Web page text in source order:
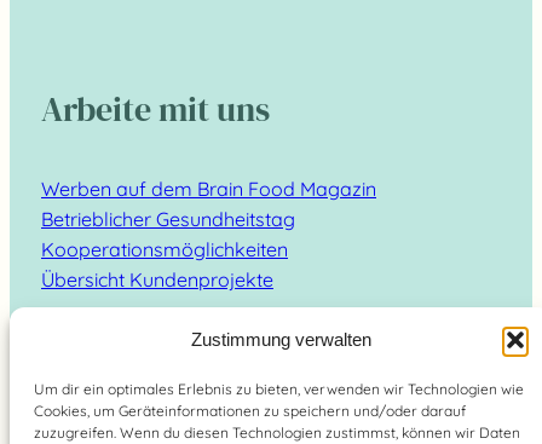
Zustimmung verwalten
Um dir ein optimales Erlebnis zu bieten, verwenden wir Technologien wie
Cookies, um Geräteinformationen zu speichern und/oder darauf
zuzugreifen. Wenn du diesen Technologien zustimmst, können wir Daten
Arbeite mit uns
Werben auf dem Brain Food Magazin
Betrieblicher Gesundheitstag
Kooperationsmöglichkeiten
Übersicht Kundenprojekte
Suchen